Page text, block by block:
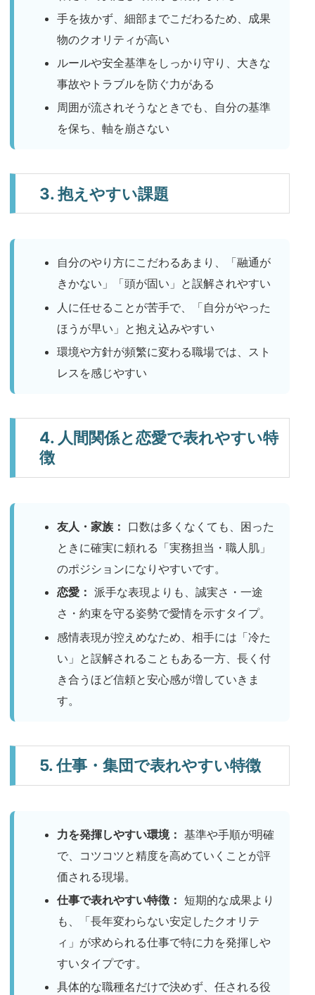
手を抜かず、細部までこだわるため、成果
物のクオリティが高い
ルールや安全基準をしっかり守り、大きな
事故やトラブルを防ぐ力がある
周囲が流されそうなときでも、自分の基準
を保ち、軸を崩さない
3. 抱えやすい課題
自分のやり方にこだわるあまり、「融通が
きかない」「頭が固い」と誤解されやすい
人に任せることが苦手で、「自分がやった
ほうが早い」と抱え込みやすい
環境や方針が頻繁に変わる職場では、スト
レスを感じやすい
4. 人間関係と恋愛で表れやすい特
徴
友人・家族： 口数は多くなくても、困った
ときに確実に頼れる「実務担当・職人肌」
のポジションになりやすいです。
恋愛： 派手な表現よりも、誠実さ・一途
さ・約束を守る姿勢で愛情を示すタイプ。
感情表現が控えめなため、相手には「冷た
い」と誤解されることもある一方、長く付
き合うほど信頼と安心感が増していきま
す。
5. 仕事・集団で表れやすい特徴
力を発揮しやすい環境： 基準や手順が明確
で、コツコツと精度を高めていくことが評
価される現場。
仕事で表れやすい特徴： 短期的な成果より
も、「長年変わらない安定したクオリテ
ィ」が求められる仕事で特に力を発揮しや
すいタイプです。
具体的な職種名だけで決めず、任される役